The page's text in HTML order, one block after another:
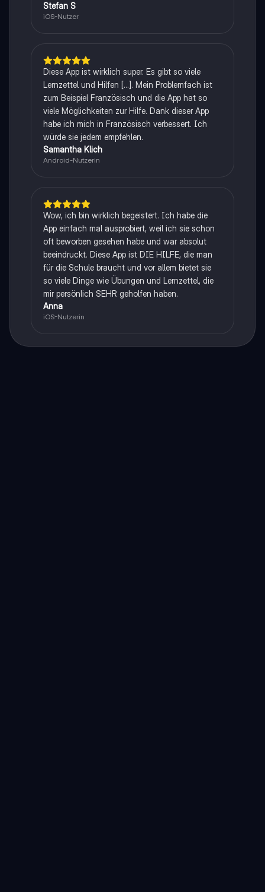
Stefan S
iOS-Nutzer
Diese App ist wirklich super. Es gibt so viele
Lernzettel und Hilfen [...]. Mein Problemfach ist
zum Beispiel Französisch und die App hat so
viele Möglichkeiten zur Hilfe. Dank dieser App
habe ich mich in Französisch verbessert. Ich
würde sie jedem empfehlen.
Samantha Klich
Android-Nutzerin
Wow, ich bin wirklich begeistert. Ich habe die
App einfach mal ausprobiert, weil ich sie schon
oft beworben gesehen habe und war absolut
beeindruckt. Diese App ist DIE HILFE, die man
für die Schule braucht und vor allem bietet sie
so viele Dinge wie Übungen und Lernzettel, die
mir persönlich SEHR geholfen haben.
Anna
iOS-Nutzerin